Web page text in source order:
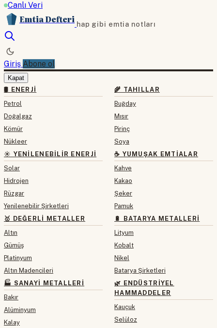
Canlı Veri
Emtia Defteri hap gibi emtia notları
Giriş Abone ol
Kapat
🛢 ENERJI
Petrol
Doğalgaz
Kömür
Nükleer
☀️ YENILENEBILIR ENERJI
Solar
Hidrojen
Rüzgar
Yenilenebilir Şirketleri
🥇 DEĞERLI METALLER
Altın
Gümüş
Platinyum
Altın Madencileri
🏭 SANAYI METALLERI
Bakır
Alüminyum
Kalay
🌾 TAHILLAR
Buğday
Mısır
Pirinç
Soya
☕ YUMUŞAK EMTIALAR
Kahve
Kakao
Şeker
Pamuk
🔋 BATARYA METALLERI
Lityum
Kobalt
Nikel
Batarya Şirketleri
🌿 ENDÜSTRIYEL
HAMMADDELER
Kauçuk
Selüloz